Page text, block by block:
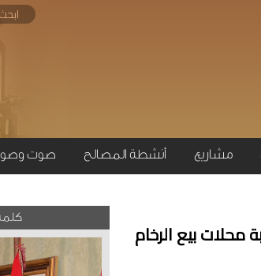
مشاريع أنشطة المصالح صوت
بيع الرخام